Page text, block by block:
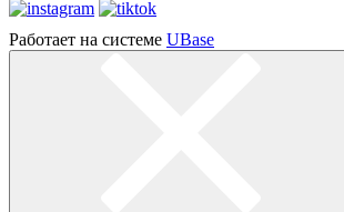
Работает на системе UBase